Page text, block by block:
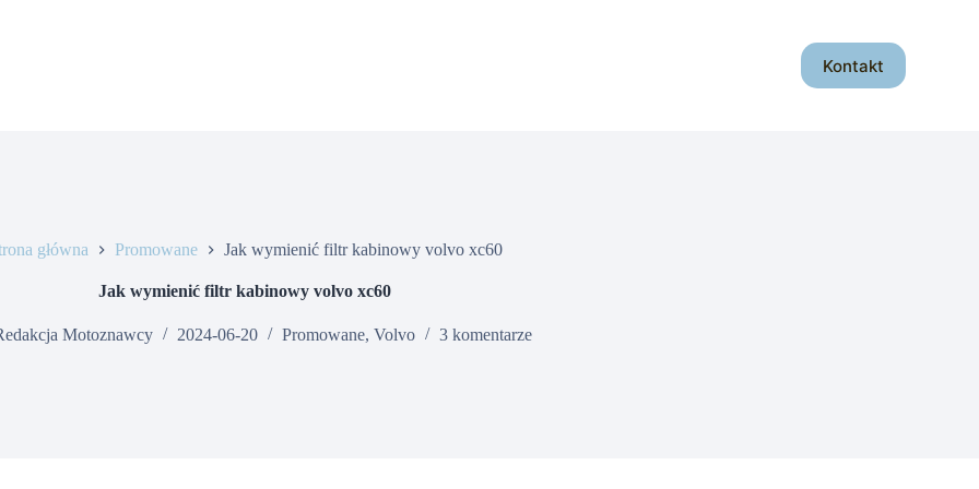
Kontakt
główna Promowane Jak wymienić filtr kabinowy volvo xc60
Jak wymienić filtr kabinowy volvo xc60
Motoznawcy 2024-06-20 Promowane, Volvo 3 komentarze